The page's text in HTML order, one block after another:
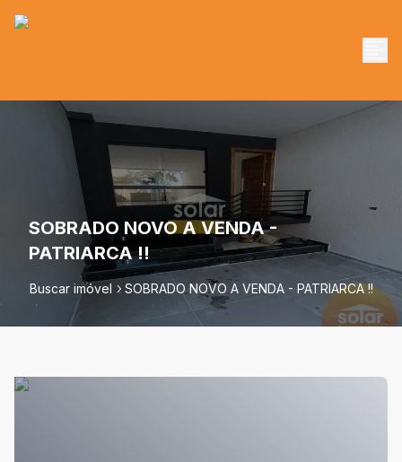
SOBRADO NOVO A VENDA -
PATRIARCA !!
Buscar imóvel SOBRADO NOVO A VENDA - PATRIARCA !!